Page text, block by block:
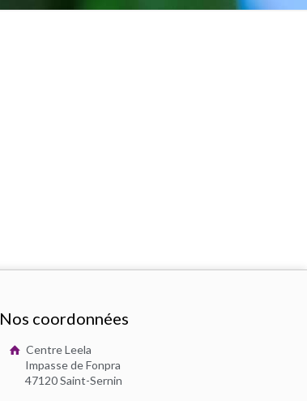
Nos coordonnées
Centre Leela
Impasse de Fonpra
47120 Saint-Sernin